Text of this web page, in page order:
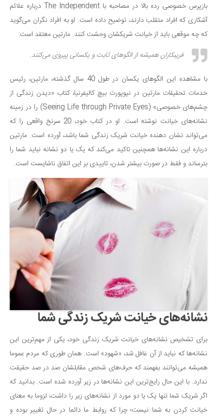
موسیقی
چهره‌ها
عکاسی و هنرهای تجسمی
کتاب و کتاب‌خوانی
معماری
علمی
فناوری‌ها
نجوم و هوا فضا
زمین و محیط زیست
بازپرس خصوصی رده بالا در مصاحبه با The Independent درباره علائم
آشکاری که افراد متقلب دارند، توضیح داده است. او به افراد نگران می‌گوید
که چه موقعی باید از خیانت شریکشان وحشت کنند. مارتین معتقد است:
فریبکاران همیشه از الگوهای ثابت و یکسانی پیروی می‌کنند.
با مشاهده این الگوهای یکسان در طول 40 سال گذشته، مارتین، رئیس
خدمات تحقیقات مارتین در نیوپورت بیچ کالیفرنیا، کتاب «دیدن زندگی از
چشم‌های خصوصی» (Seeing Life through Private Eyes) را در زمینه
نشانه‌های خیانت نوشته است. او در کتاب خود، 20 سرنخ واقعی را که
می‌تواند نشان دهنده خیانت شریک زندگی شما باشد، آورده است. مارتین
درباره این نشانه‌ها همچنین تاکید می‌کند که یک یا دو نشانه نباید شما را
بترساند و فقط در صورت بیشتر شدن، تاییدی بر این اتفاق ناشایست است.
نشانه‌های خیانت شریک زندگی شما
برای تشخیص نشانه‌های خیانت شریک زندگی خود، یکی از مهم‌ترین این
نشانه‌ها که نباید از آن غافل شد، «شهود» است. همان طوری که مردم عموما
همیشه می‌توانند بفهمند که حرف‌های شخص مقابلشان صد در صد حقیقت
ندارد. با این حال رایج‌ترین این نشانه‌ها در زیر آورده شده است. بدانید که
اگر شریک شما تنها یک یا دو مورد از نشانه‌های زیر را داشت، لزوما به معنای
خیانت کردن به شما نیست؛ چرا که روابط ما دائما در حال تغییر بوده و